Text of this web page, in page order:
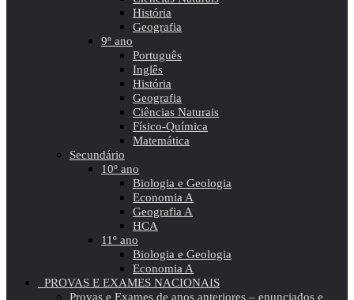
História
Geografia
9º ano
Português
Inglês
História
Geografia
Ciências Naturais
Físico-Química
Matemática
Secundário
10º ano
Biologia e Geologia
Economia A
Geografia A
HCA
11º ano
Biologia e Geologia
Economia A
PROVAS E EXAMES NACIONAIS
Provas e Exames de anos anteriores – enunciados e